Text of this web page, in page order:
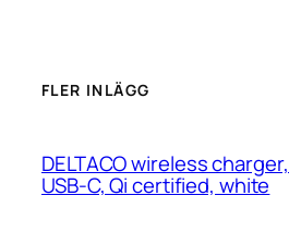
FLER INLÄGG
DELTACO wireless charger,
USB-C, Qi certified, white